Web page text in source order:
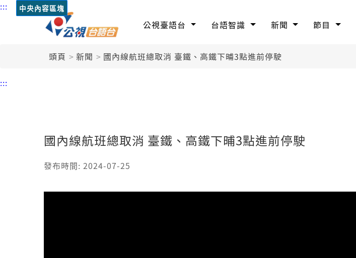
::: 中央內容區塊
公視臺語台 台語智識 新聞 節目
頭頁 新聞 國內線航班總取消 臺鐵、高鐵下晡3點進前停駛
:::
國內線航班總取消 臺鐵、高鐵下晡3點進前停駛
發布時間: 2024-07-25